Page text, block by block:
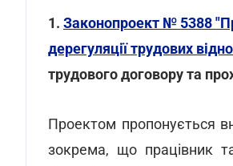
1. Законопроект № 5388
дерегуляції трудових
трудового договору та
Проектом пропонується
зокрема, що працівник